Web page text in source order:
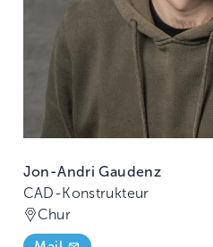
Jon-Andri Gaudenz
CAD-Konstrukteur
Chur